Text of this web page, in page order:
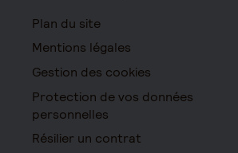
Plan du site
Mentions légales
Gestion des cookies
Protection de vos données
personnelles
Résilier un contrat